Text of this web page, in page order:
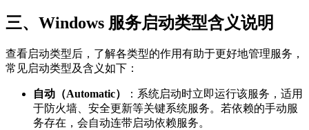
三、Windows 服务启动类型含义说明
查看启动类型后，了解各类型的作用有助于更好地管理服务，
常见启动类型及含义如下：
自动（Automatic）
：系统启动时立即运行该服务，适用
于防火墙、安全更新等关键系统服务。若依赖的手动服
务存在，会自动连带启动依赖服务。